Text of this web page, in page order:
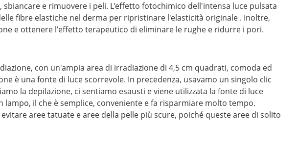
e rimuovere i peli. L'effetto fotochimico dell'intensa luce pulsata
fibre elastiche nel derma per ripristinare l'elasticità originale . Inoltre,
e ottenere l'effetto terapeutico di eliminare le rughe e ridurre i pori.
con un'ampia area di irradiazione di 4,5 cm quadrati, comoda ed
è una fonte di luce scorrevole. In precedenza, usavamo un singolo clic
la depilazione, ci sentiamo esausti e viene utilizzata la fonte di luce
il che è semplice, conveniente e fa risparmiare molto tempo.
aree tatuate e aree della pelle più scure, poiché queste aree di solito